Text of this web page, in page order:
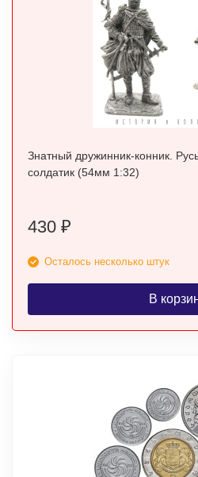
Знатный дружинник-конник.
солдатик (54мм 1:32)
430 ₽
Осталось несколько штук
В